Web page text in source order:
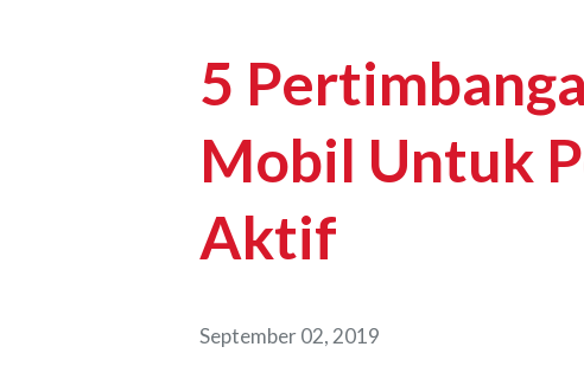
5
Mobil Untuk
Aktif
September 02, 2019